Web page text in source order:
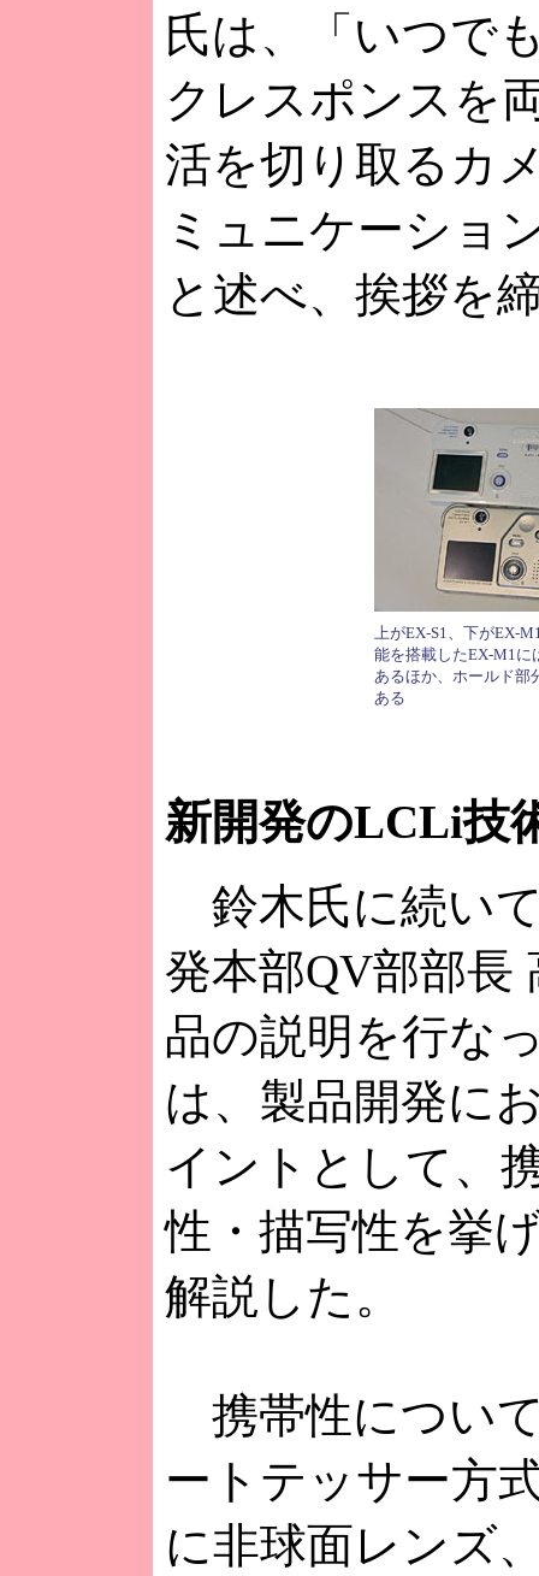
氏は、「いつで
クレスポンスを
活を切り取るカ
ミュニケーショ
と述べ、挨拶を
上がEX-S1、下がEX-
能を搭載したEX-M1に
あるほか、ホールド部
ある
新開発のLCLi技
鈴木氏に続い
発本部QV部部長
品の説明を行な
は、製品開発に
イントとして、
性・描写性を挙
解説した。
携帯性につい
ートテッサー方
に非球面レンズ